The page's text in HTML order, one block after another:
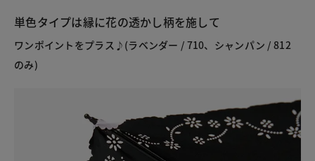
単色タイプは縁に花の透かし柄を施して
ワンポイントをプラス♪(ラベンダー / 710、シャンパン / 812
のみ)